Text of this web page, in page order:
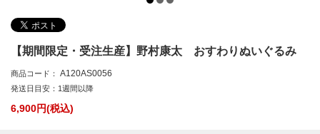
【期間限定・受注生産】野村康太 おすわりぬいぐるみ
商品コード： A120AS0056
発送日目安：1週間以降
6,900円(税込)